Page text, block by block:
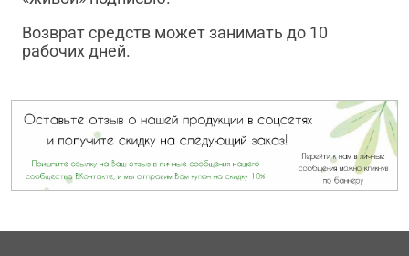
Возврат средств может занимать до 10
рабочих дней.